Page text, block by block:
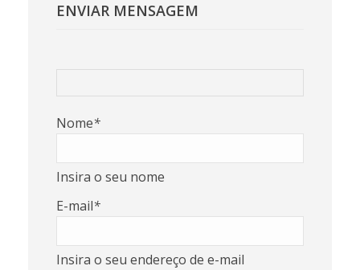
ENVIAR MENSAGEM
Nome*
Insira o seu nome
E-mail*
Insira o seu endereço de e-mail